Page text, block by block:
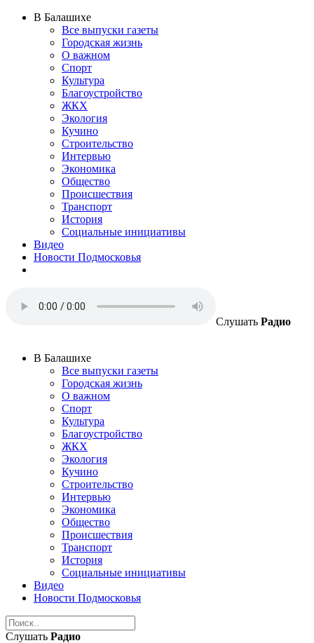
В Балашихе
Все выпуски газеты
Городская жизнь
О важном
Спорт
Культура
Благоустройство
ЖКХ
Экология
Кучино
Строительство
Интервью
Экономика
Общество
Происшествия
Транспорт
История
Социальные инициативы
Видео
Новости Подмосковья
Слушать Радио
В Балашихе
Все выпуски газеты
Городская жизнь
О важном
Спорт
Культура
Благоустройство
ЖКХ
Экология
Кучино
Строительство
Интервью
Экономика
Общество
Происшествия
Транспорт
История
Социальные инициативы
Видео
Новости Подмосковья
Слушать Радио